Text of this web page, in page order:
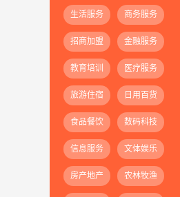
生活服务 商务服务
招商加盟 金融服务
教育培训 医疗服务
旅游住宿 日用百货
食品餐饮 数码科技
信息服务 文体娱乐
房产地产 农林牧渔